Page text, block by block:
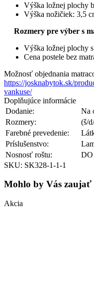
Výška ložnej plochy
Výška nožičiek: 3,5
Rozmery pre výber s
Výška ložnej plochy
Cena postele bez
Možnosť objednania
https://josknabytok.sk/
vankuse/
Doplňujúce informácie
Dodanie:
Na
Rozmery:
(š/
Farebné prevedenie:
Príslušenstvo:
Nosnosť roštu:
DO
SKU: SK328-1-1-1
Mohlo by Vás zaujať
Akcia